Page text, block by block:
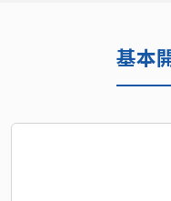
基本